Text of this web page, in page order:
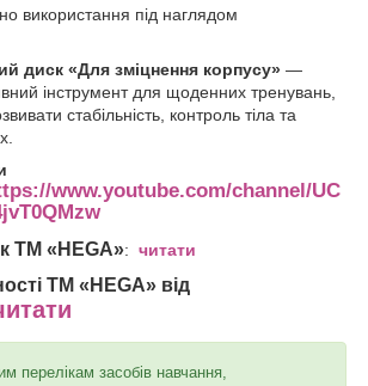
використання під наглядом
диск «Для зміцнення корпусу» —
інструмент для щоденних тренувань,
стабільність, контроль тіла та
www.youtube.com/channel/UC
ТМ «HEGA»: читати
ТМ «HEGA» від
перелікам засобів навчання,